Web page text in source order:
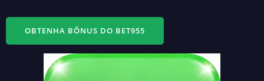
OBTENHA BÔNUS DO BET955